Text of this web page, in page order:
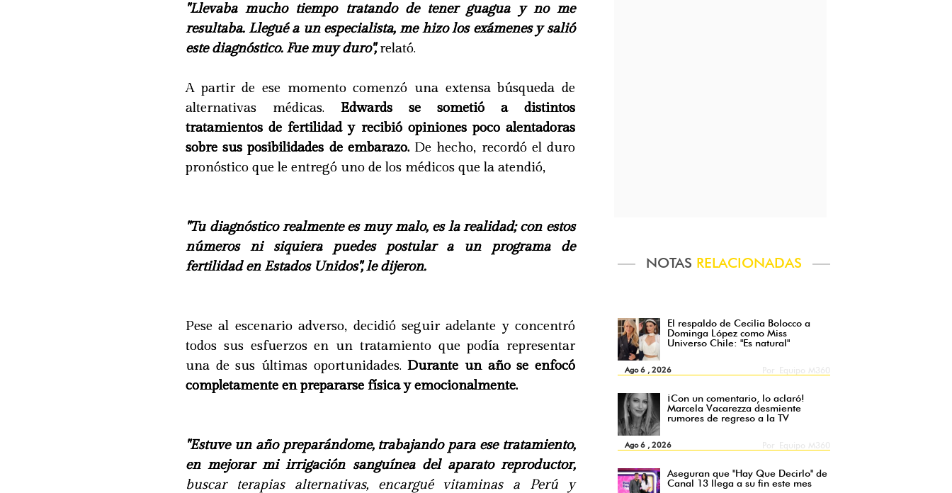
NOTAS RELACIONADAS
El respaldo de Cecilia Bolocco a
Dominga López como Miss
Universo Chile: "Es natural"
Ago 6 , 2026
¡Con un comentario, lo aclaró!
Marcela Vacarezza desmiente
rumores de regreso a la TV
Ago 6 , 2026
Aseguran que "Hay Que Decirlo" de
Canal 13 llega a su fin este mes
"Llevaba mucho tiempo tratando de tener guagua y no me
resultaba. Llegué a un especialista, me hizo los exámenes y salió
este diagnóstico. Fue muy duro",relató.
A partir de ese momento comenzó una extensa búsqueda de
alternativas médicas. Edwards se sometió a distintos
tratamientos de fertilidad y recibió opiniones poco alentadoras
sobre sus posibilidades de embarazo. De hecho, recordó el duro
pronóstico que le entregó uno de los médicos que la atendió,
"Tu diagnóstico realmente es muy malo, es la realidad; con estos
números ni siquiera puedes postular a un programa de
fertilidad en Estados Unidos", le dijeron.
Pese al escenario adverso, decidió seguir adelante y concentró
todos sus esfuerzos en un tratamiento que podía representar
una de sus últimas oportunidades.Durante un año se enfocó
completamente en prepararse física y emocionalmente.
"Estuve un año preparándome, trabajando para ese tratamiento,
en mejorar mi irrigación sanguínea del aparato reproductor,
buscar terapias alternativas, encargué vitaminas a Perú y